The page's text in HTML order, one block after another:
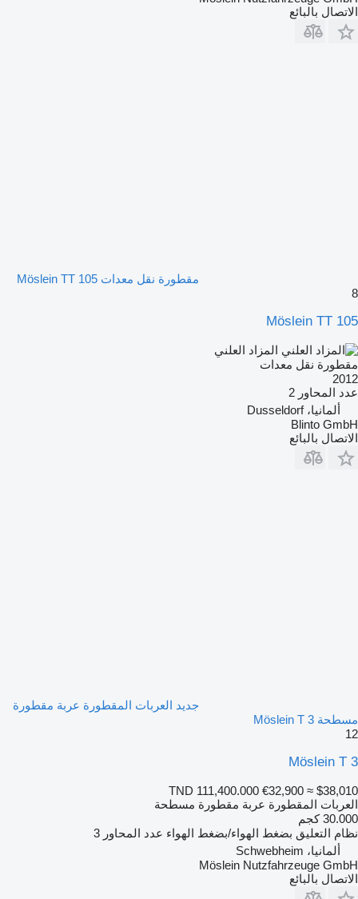
الاتصال بالبائع
مقطورة نقل معدات Möslein TT 105
8
Möslein TT 105
المزاد العلني
مقطورة نقل معدات
2012
عدد المحاور 2
ألمانيا، Dusseldorf
Blinto GmbH
الاتصال بالبائع
جديد العربات المقطورة عربة مقطورة
مسطحة Möslein T 3
12
Möslein T 3
TND 111,400.000 €32,900 ≈ $38,010
العربات المقطورة عربة مقطورة مسطحة
30.000 كجم
نظام التعليق بضغط الهواء/بضغط الهواء عدد المحاور 3
ألمانيا، Schwebheim
Möslein Nutzfahrzeuge GmbH
الاتصال بالبائع